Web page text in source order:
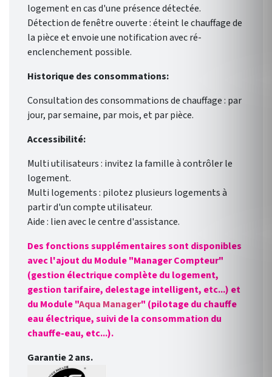
logement en cas d'une présence détectée.
Détection de fenêtre ouverte : éteint le chauffage de
la pièce et envoie une notification avec ré-
enclenchement possible.
Historique des consommations:
Consultation des consommations de chauffage : par
jour, par semaine, par mois, et par pièce.
Accessibilité:
Multi utilisateurs : invitez la famille à contrôler le
logement.
Multi logements : pilotez plusieurs logements à
partir d'un compte utilisateur.
Aide : lien avec le centre d'assistance.
Des fonctions supplémentaires sont disponibles
avec l'ajout du Module "Manager Compteur"
(gestion électrique complète du logement,
gestion tarifaire, delestage intelligent, etc...) et
du Module "Aqua Manager" (pilotage du chauffe
eau électrique, suivi de la consommation du
chauffe-eau, etc...).
Garantie 2 ans.